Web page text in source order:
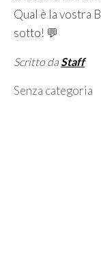
Qual è la vostra
sotto! 💬
Scritto da Staff
Categorie
Senza categoria